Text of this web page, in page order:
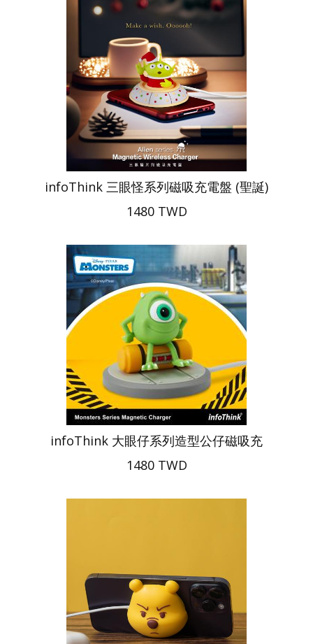
infoThink 三眼怪系列磁吸充電盤 (聖誕)
1480 TWD
infoThink 大眼仔系列造型公仔磁吸充
1480 TWD